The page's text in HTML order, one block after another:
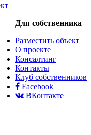
Для собственника
Разместить объект
О проекте
Консалтинг
Контакты
Клуб собственников
Facebook
ВКонтакте